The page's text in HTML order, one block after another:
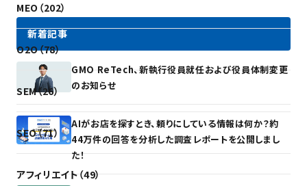
MEO（202）
O2O（78）
SEM（26）
SEO（71）
アフィリエイト（49）
新着記事
GMO ReTech、新執行役員就任および役員体制変更
のお知らせ
AIがお店を探すとき、頼りにしている情報は何か？約
44万件の回答を分析した調査レポートを公開しまし
た！